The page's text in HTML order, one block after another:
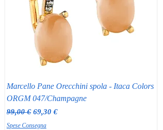
Marcello Pane Orecchini spola - Itaca Colors
ORGM 047/Champagne
Prezzo regolare
99,00 € Prezzo scontato
69,30 €
Spese Consegna